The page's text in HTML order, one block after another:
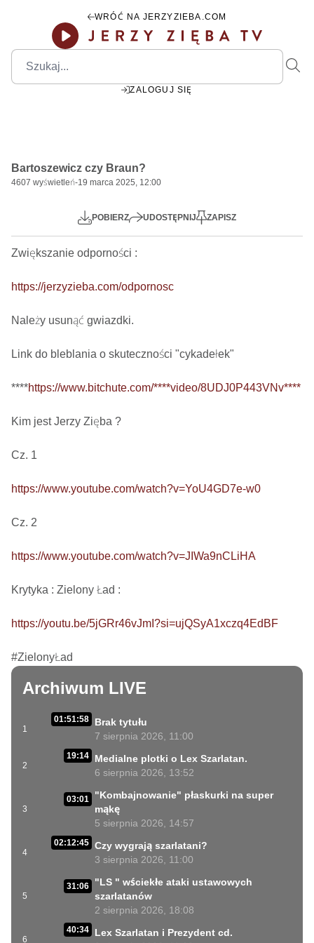
WRÓĆ NA JERZYZIEBA.COM
ZALOGUJ SIĘ
Bartoszewicz czy Braun?
4607 wyświetleń-19 marca 2025, 12:00
POBIERZ UDOSTĘPNIJ ZAPISZ
Zwiększanie odporności :
https://jerzyzieba.com/odpornosc
Należy usunąć gwiazdki.
Link do bleblania o skuteczności "cykadełek"
****https://www.bitchute.com/****video/8UDJ0P443VNv****
Kim jest Jerzy Zięba ?
Cz. 1
https://www.youtube.com/watch?v=YoU4GD7e-w0
Cz. 2
https://www.youtube.com/watch?v=JIWa9nCLiHA
Krytyka : Zielony Ład :
https://youtu.be/5jGRr46vJmI?si=ujQSyA1xczq4EdBF
#ZielonyŁad
Archiwum LIVE
1
01:51:58
Brak tytułu
7 sierpnia 2026, 11:00
2
19:14
Medialne plotki o Lex Szarlatan.
6 sierpnia 2026, 13:52
3
03:01
"Kombajnowanie" płaskurki na super
mąkę
5 sierpnia 2026, 14:57
4
02:12:45 Czy wygrają szarlatani?
3 sierpnia 2026, 11:00
5
31:06
"LS " wściekłe ataki ustawowych
szarlatanów
2 sierpnia 2026, 18:08
6
40:34
Lex Szarlatan i Prezydent cd.